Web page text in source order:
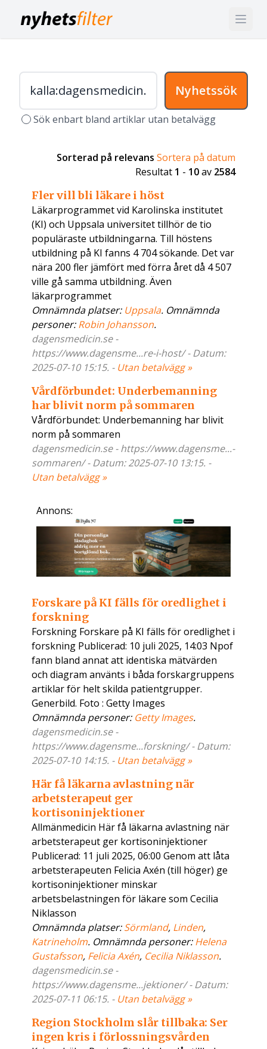
Nyhetssök
Sök enbart bland artiklar utan betalvägg
Sorterad på relevans Sortera på datum
Resultat 1 - 10av 2584
Fler vill bli läkare i höst
Läkarprogrammet vid Karolinska institutet
(KI) och Uppsala universitet tillhör de tio
populäraste utbildningarna. Till höstens
utbildning på KI fanns 4 704 sökande. Det var
nära 200 fler jämfört med förra året då 4 507
ville gå samma utbildning. Även
läkarprogrammet
Omnämnda platser: Uppsala. Omnämnda
personer:Robin Johansson.
dagensmedicin.se -
https://www.dagensme...re-i-host/ - Datum:
2025-07-10 15:15. - Utan betalvägg »
Vårdförbundet: Underbemanning
har blivit norm på sommaren
Vårdförbundet: Underbemanning har blivit
norm på sommaren
dagensmedicin.se - https://www.dagensme...-
sommaren/ - Datum: 2025-07-10 13:15. -
Utan betalvägg »
Annons:
Forskare på KI fälls för oredlighet i
forskning
Forskning Forskare på KI fälls för oredlighet i
forskning Publicerad: 10 juli 2025, 14:03 Npof
fann bland annat att identiska mätvärden
och diagram använts i båda forskargruppens
artiklar för helt skilda patientgrupper.
Generbild. Foto : Getty Images
Omnämnda personer: Getty Images.
dagensmedicin.se -
https://www.dagensme...forskning/ - Datum:
2025-07-10 14:15. - Utan betalvägg »
Här få läkarna avlastning när
arbetsterapeut ger
kortisoninjektioner
Allmänmedicin Här få läkarna avlastning när
arbetsterapeut ger kortisoninjektioner
Publicerad: 11 juli 2025, 06:00 Genom att låta
arbetsterapeuten Felicia Axén (till höger) ge
kortisoninjektioner minskar
arbetsbelastningen för läkare som Cecilia
Niklasson
Omnämnda platser:Sörmland, Linden,
Katrineholm. Omnämnda personer:Helena
Gustafsson, Felicia Axén, Cecilia Niklasson.
dagensmedicin.se -
https://www.dagensme...jektioner/ - Datum:
2025-07-11 06:15. - Utan betalvägg »
Region Stockholm slår tillbaka: Ser
ingen kris i förlossningsvården